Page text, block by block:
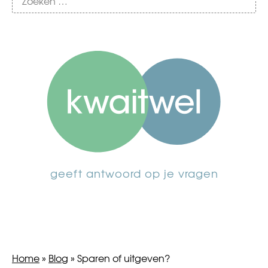
geeft antwoord op je vragen
Home» Blog » Sparen of uitgeven?